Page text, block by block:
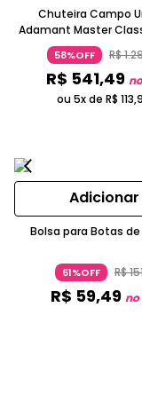
Chuteira Campo
Adamant Master
Couro Napa Roxo E
58%OFF R$1.
R$ 541,49
ou 5x de R$ 113,
Adicionar
Bolsa para Botas de
61%OFF R$
R$ 59,49 no